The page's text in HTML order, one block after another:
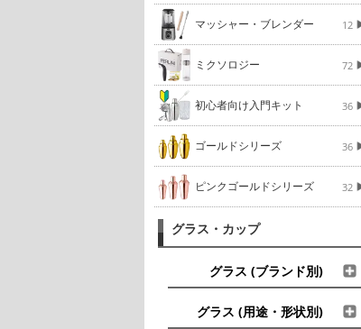
マッシャー・ブレンダー 12
ミクソロジー 72
初心者向け入門キット 36
ゴールドシリーズ 36
ピンクゴールドシリーズ 32
グラス・カップ
グラス (ブランド別)
グラス (用途・形状別)